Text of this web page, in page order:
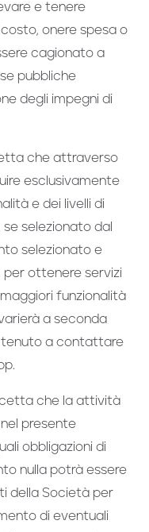
e tenere
onere spesa o
cagionato a
pubbliche
degli impegni di
che attraverso
esclusivamente
e dei livelli di
se selezionato dal
selezionato e
per ottenere servizi
funzionalità
a seconda
tenuto a contattare
che la attività
presente
obbligazioni di
nulla potrà essere
della Società per
di eventuali